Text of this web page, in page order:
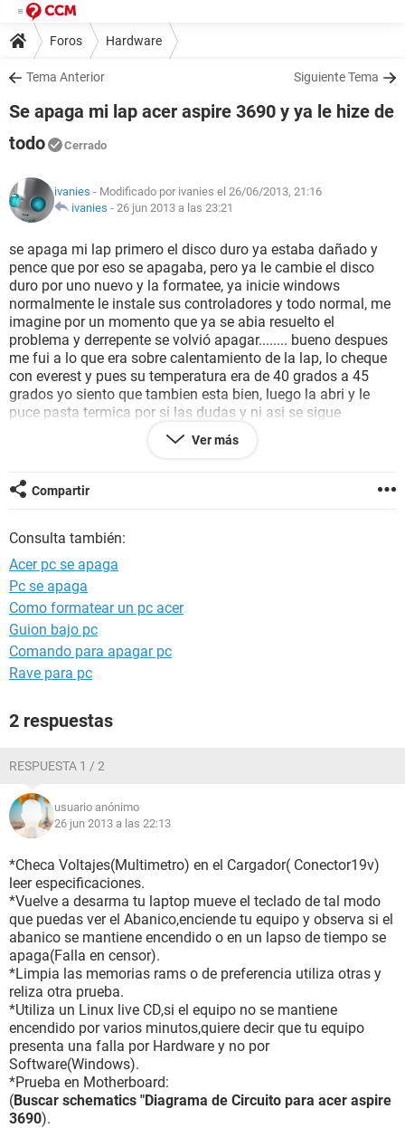
Foros Hardware
Tema Anterior Siguiente Tema
Se apaga mi lap acer aspire 3690 y ya le hize de
todo
Cerrado
ivanies - Modificado por ivanies el 26/06/2013, 21:16
ivanies - 26 jun 2013 a las 23:21
se apaga mi lap primero el disco duro ya estaba dañado y
pence que por eso se apagaba, pero ya le cambie el disco
duro por uno nuevo y la formatee, ya inicie windows
normalmente le instale sus controladores y todo normal, me
imagine por un momento que ya se abia resuelto el
problema y derrepente se volvió apagar........ bueno despues
me fui a lo que era sobre calentamiento de la lap, lo cheque
con everest y pues su temperatura era de 40 grados a 45
grados yo siento que tambien esta bien, luego la abri y le
puce pasta termica por si las dudas y ni asi se sigue
apagando....... aoraaa hay algo que me ronda en mi
cabeza.............la pila d mi lap ya no sirve para nada tengo
creen q sea por eso? o como me doy cuenta??
Ver más
Compartir
Consulta también:
Acer pc se apaga
Pc se apaga
Como formatear un pc acer
Guion bajo pc
Comando para apagar pc
Rave para pc
2 respuestas
RESPUESTA 1 / 2
usuario anónimo
26 jun 2013 a las 22:13
*Checa Voltajes(Multimetro) en el Cargador( Conector19v)
leer especificaciones.
*Vuelve a desarma tu laptop mueve el teclado de tal modo
que puedas ver el Abanico,enciende tu equipo y observa si el
abanico se mantiene encendido o en un lapso de tiempo se
apaga(Falla en censor).
*Limpia las memorias rams o de preferencia utiliza otras y
reliza otra prueba.
*Utiliza un Linux live CD,si el equipo no se mantiene
encendido por varios minutos,quiere decir que tu equipo
presenta una falla por Hardware y no por
Software(Windows).
*Prueba en Motherboard:
(Buscar schematics "Diagrama de Circuito para acer aspire
3690).